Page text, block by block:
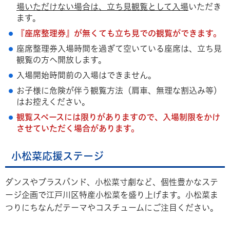
場いただけない場合は、立ち見観覧として入場いただき
ます。
『座席整理券』が無くても立ち見での観覧ができます。
座席整理券入場時間を過ぎて空いている座席は、立ち見
観覧の方へ開放します。
入場開始時間前の入場はできません。
お子様に危険が伴う観覧方法（肩車、無理な割込み等）
はお控えください。
観覧スペースには限りがありますので、入場制限をかけ
させていただく場合があります。
小松菜応援ステージ
ダンスやブラスバンド、小松菜寸劇など、個性豊かなステ
ージ企画で江戸川区特産小松菜を盛り上げます。小松菜ま
つりにちなんだテーマやコスチュームにご注目ください。